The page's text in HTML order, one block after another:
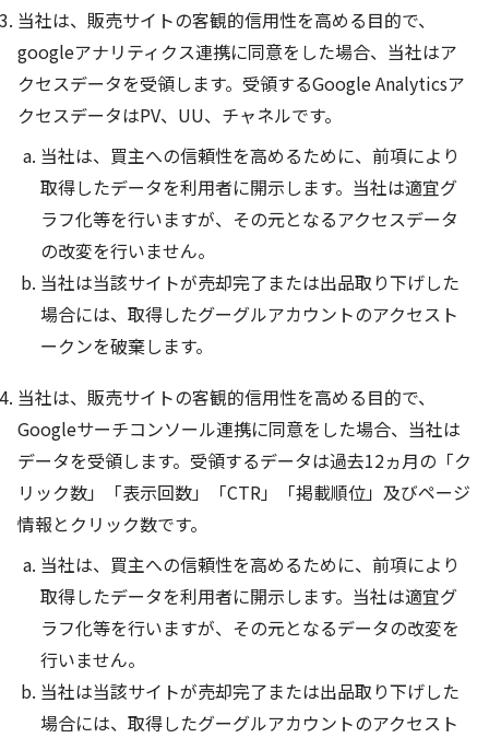
当社は、販売サイトの客観的信用性を高める目的で、
googleアナリティクス連携に同意をした場合、当社はア
クセスデータを受領します。受領するGoogle Analyticsア
クセスデータはPV、UU、チャネルです。
当社は、買主への信頼性を高めるために、前項により
取得したデータを利用者に開示します。当社は適宜グ
ラフ化等を行いますが、その元となるアクセスデータ
の改変を行いません。
当社は当該サイトが売却完了または出品取り下げした
場合には、取得したグーグルアカウントのアクセスト
ークンを破棄します。
当社は、販売サイトの客観的信用性を高める目的で、
Googleサーチコンソール連携に同意をした場合、当社は
データを受領します。受領するデータは過去12ヵ月の「ク
リック数」「表示回数」「CTR」「掲載順位」及びページ
情報とクリック数です。
当社は、買主への信頼性を高めるために、前項により
取得したデータを利用者に開示します。当社は適宜グ
ラフ化等を行いますが、その元となるデータの改変を
行いません。
当社は当該サイトが売却完了または出品取り下げした
場合には、取得したグーグルアカウントのアクセスト